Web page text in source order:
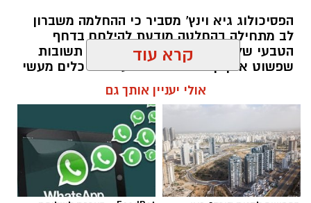
הפסיכולוג גיא וינץ' מסביר כי ההחלמה משברון
לב מתחילה בהחלטה מודעת להילחם בדחף
הטבעי שלנו לייפות את העבר ולחפש תשובות
שפשוט אינן קיימות. הוא מציע ארגז כלים מעשי
שיעזור לנו, בהדרגה, להשתחרר מהכאב ולהמשיך
הלב שלנו אולי נשבר לפעמים, אבל אנחנו לא
חייבים להישבר יחד איתו.
מערכת האתר / 09:04 23.07.26
קרא עוד
אולי יעניין אותך גם